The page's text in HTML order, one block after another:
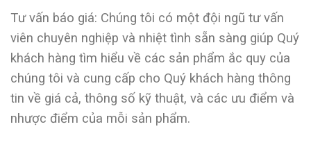
Tư vấn báo giá: Chúng tôi có một đội ngũ tư vấn
viên chuyên nghiệp và nhiệt tình sẵn sàng giúp Quý
khách hàng tìm hiểu về các sản phẩm ắc quy của
chúng tôi và cung cấp cho Quý khách hàng thông
tin về giá cả, thông số kỹ thuật, và các ưu điểm và
nhược điểm của mỗi sản phẩm.